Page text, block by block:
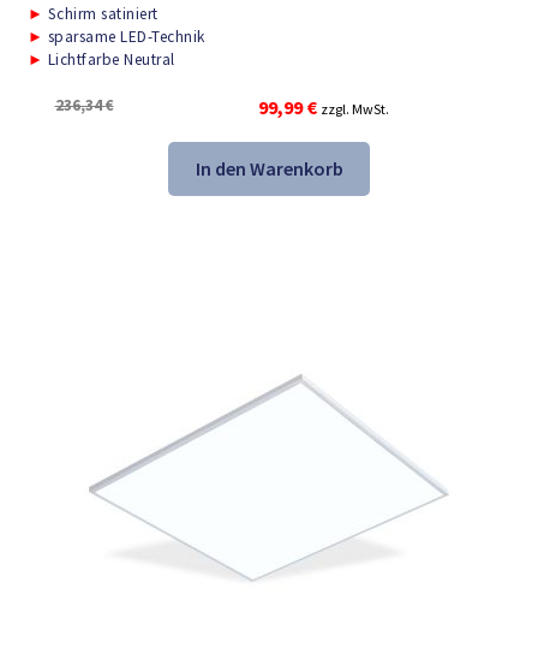
► Schirm satiniert
► sparsame LED-Technik
► Lichtfarbe Neutral
236,34€
Ursprünglicher
Preis
war:
236,34 €
99,99€Aktueller
Preis
ist:
99,99 €.
zzgl. MwSt.
In den Warenkorb